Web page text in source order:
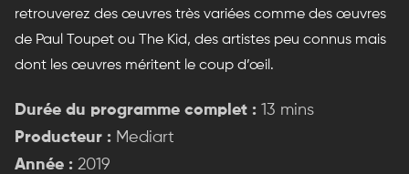
retrouverez des œuvres très variées comme des œuvres
de Paul Toupet ou The Kid, des artistes peu connus mais
dont les œuvres méritent le coup d’œil.
Durée du programme complet : 13 mins
Producteur : Mediart
Année : 2019